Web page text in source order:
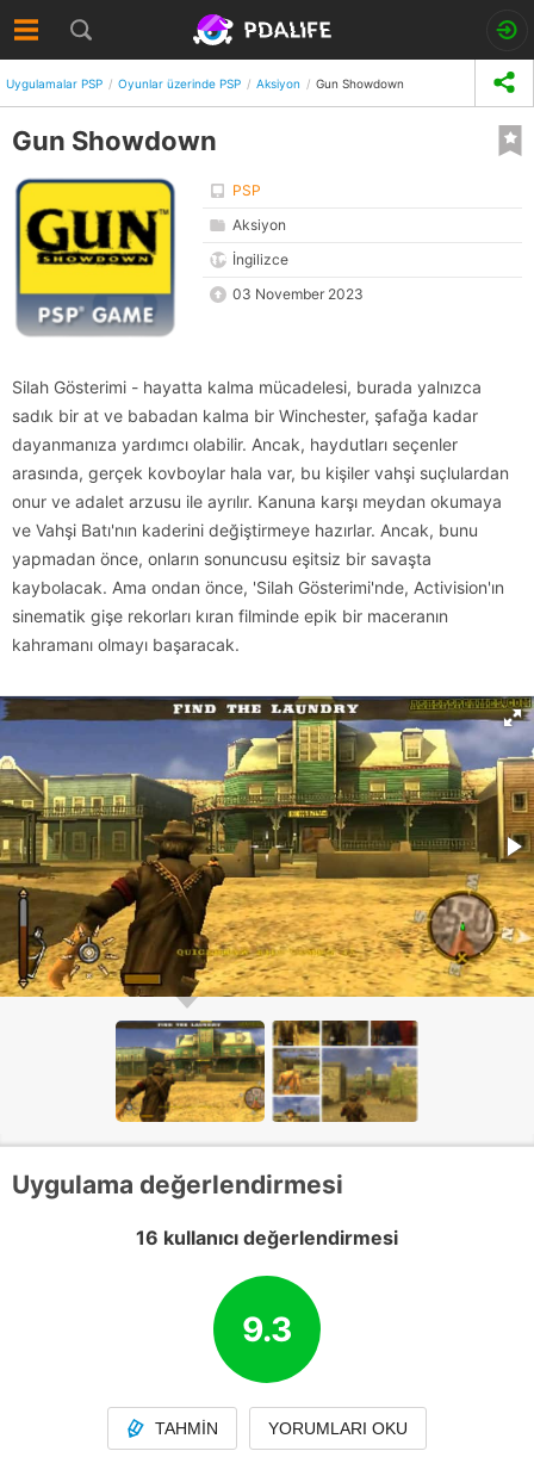
Uygulamalar PSP Oyunlar üzerinde PSP Aksiyon Gun Showdown
Gun Showdown
PSP
Aksiyon
İngilizce
03 November 2023
Silah Gösterimi - hayatta kalma mücadelesi, burada yalnızca
sadık bir at ve babadan kalma bir Winchester, şafağa kadar
dayanmanıza yardımcı olabilir. Ancak, haydutları seçenler
arasında, gerçek kovboylar hala var, bu kişiler vahşi suçlulardan
onur ve adalet arzusu ile ayrılır. Kanuna karşı meydan okumaya
ve Vahşi Batı'nın kaderini değiştirmeye hazırlar. Ancak, bunu
yapmadan önce, onların sonuncusu eşitsiz bir savaşta
kaybolacak. Ama ondan önce, 'Silah Gösterimi'nde, Activision'ın
sinematik gişe rekorları kıran filminde epik bir maceranın
kahramanı olmayı başaracak.
Uygulama değerlendirmesi
16 kullanıcı değerlendirmesi
9.3
TAHMIN YORUMLARI OKU